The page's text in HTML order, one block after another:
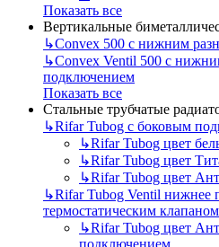
Показать все
Вертикальные
↳Convex 500 с нижним
↳Convex Ventil 500 с
подключением
Показать все
Стальные трубчатые
↳Rifar Tubog с боковым
↳Rifar Tubog цвет
↳Rifar Tubog цвет
↳Rifar Tubog цвет
↳Rifar Tubog Ventil нижнее
термостатическим
↳Rifar Tubog цвет
подключением